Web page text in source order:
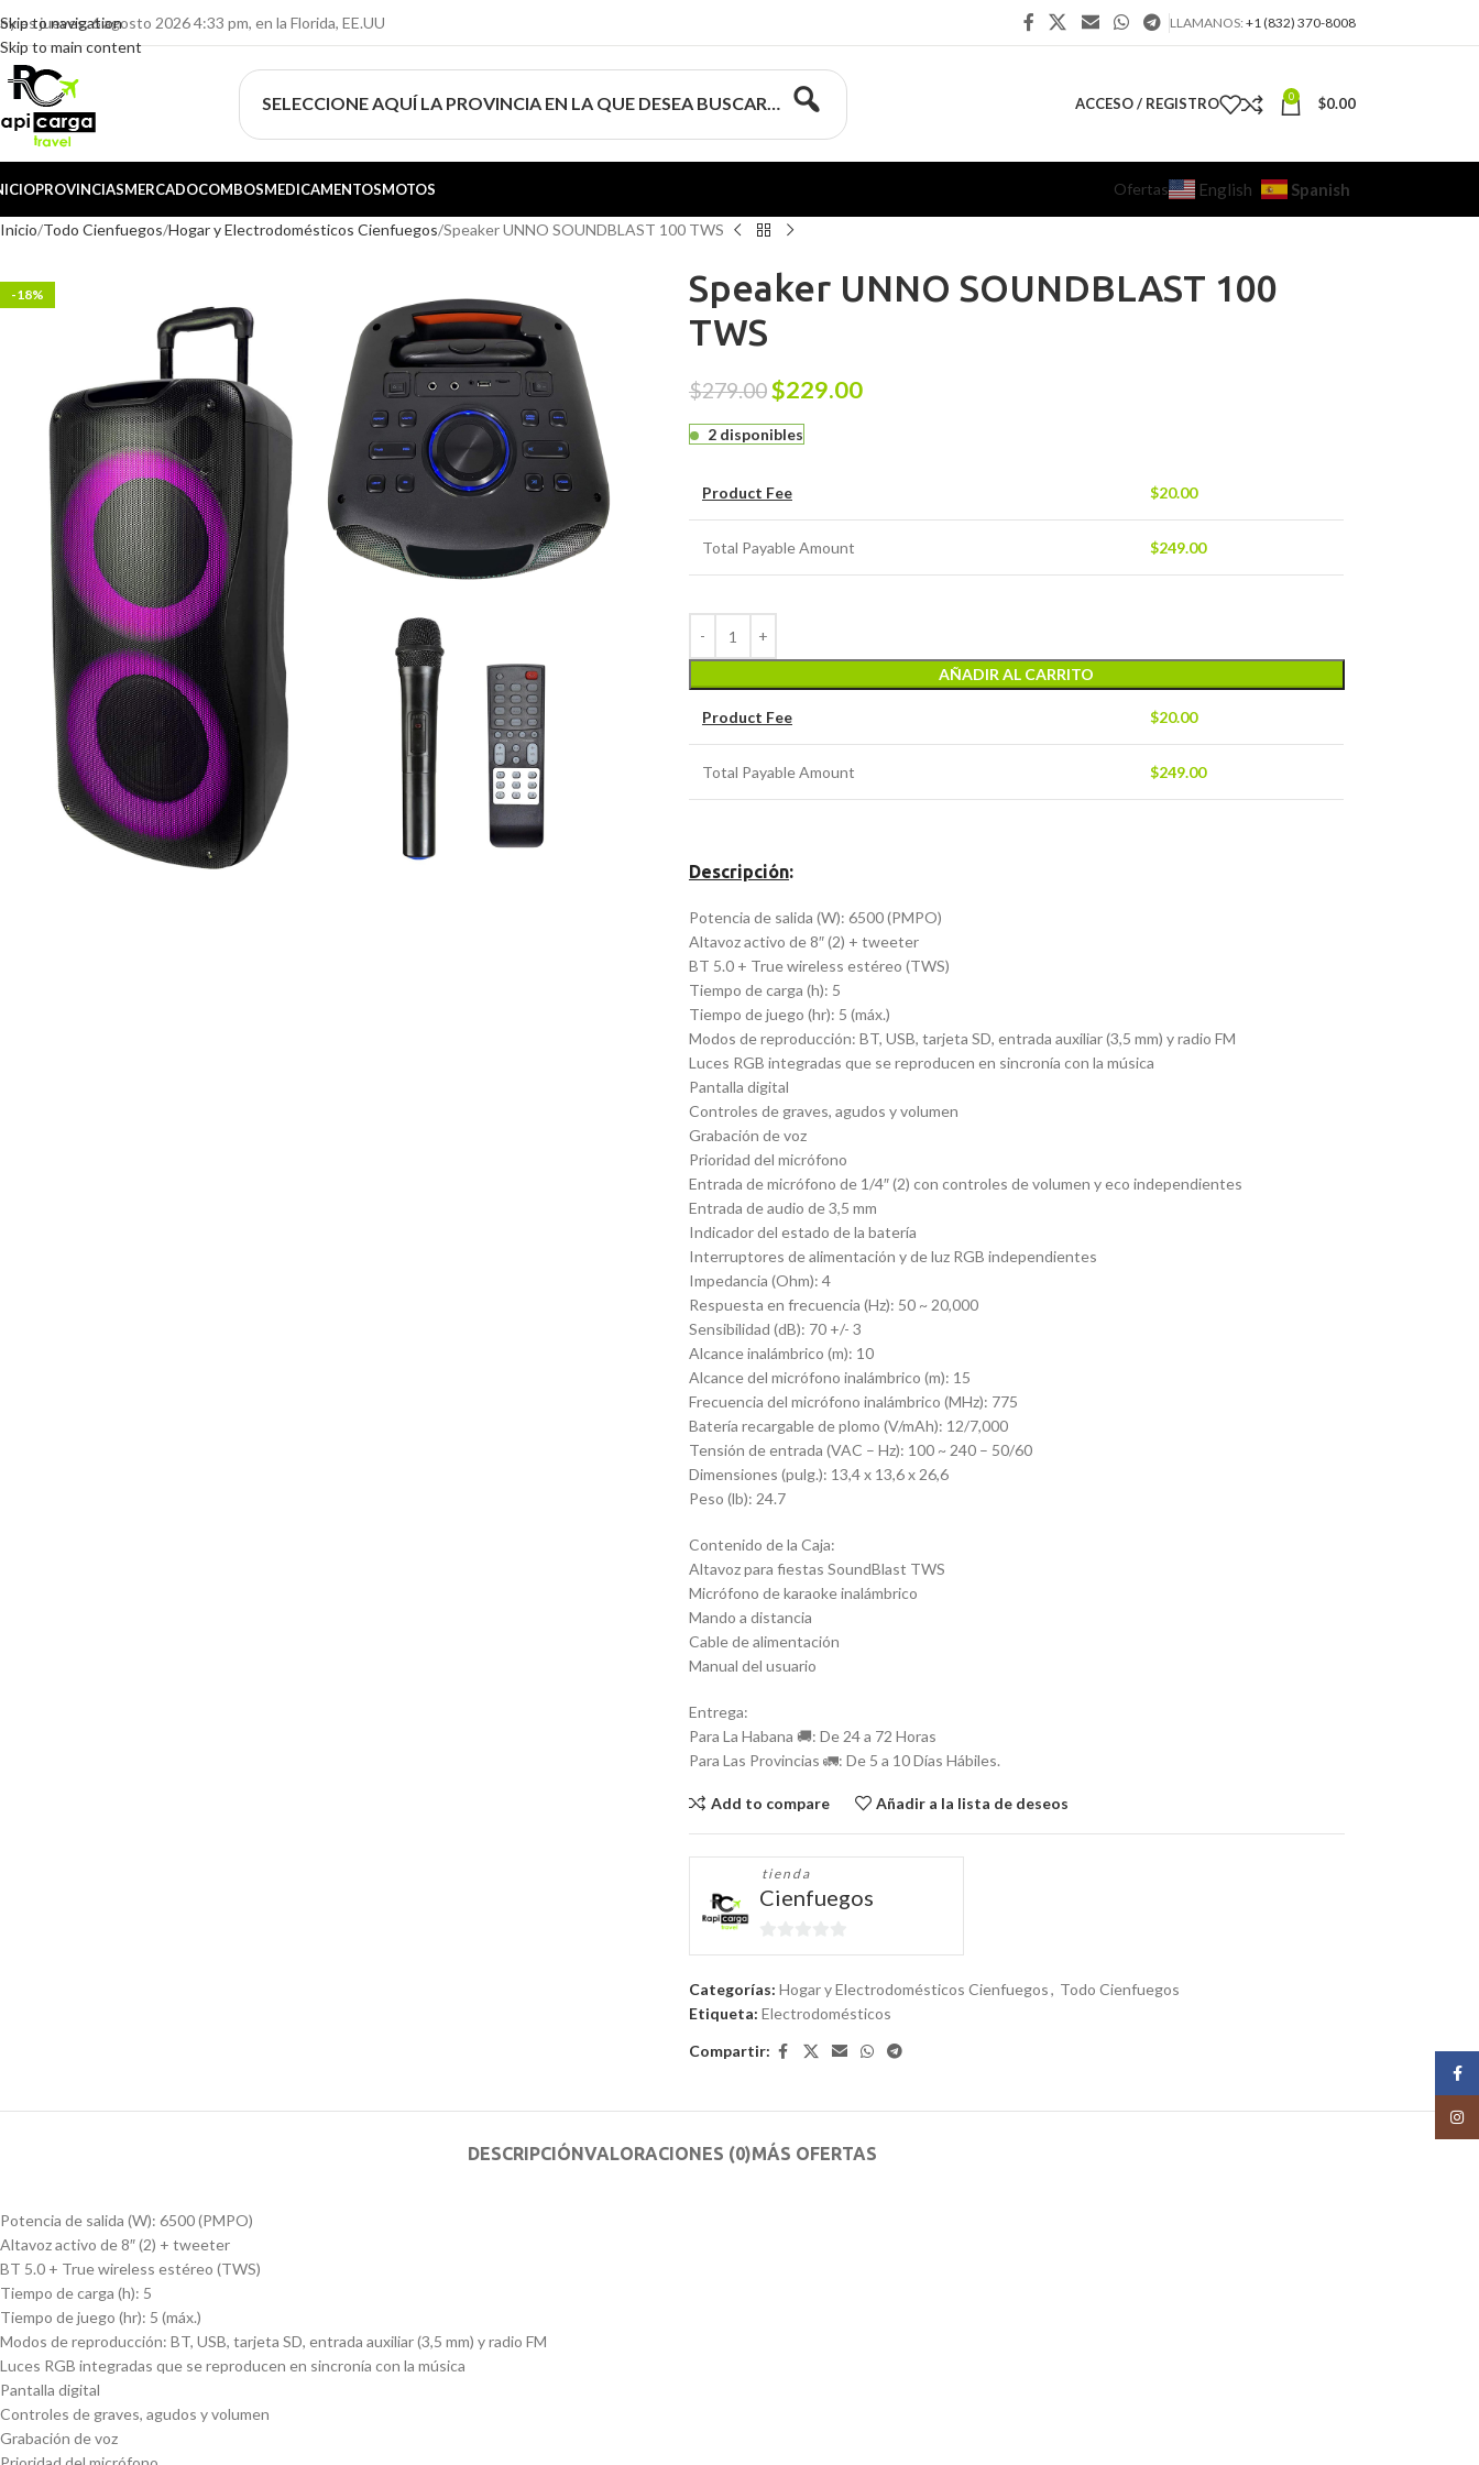
Skip to navigation
Skip to main content
es jueves, 6 agosto 2026 4:33 pm, en la Florida, EE.UU LLAMANOS: +1 (832) 370-8008
SELECCIONE AQUÍ LA PROVINCIA EN LA QUE DESEA BUSCAR… ACCESO / REGISTRO 0 $0.00
PROVINCIASMERCADOCOMBOSMEDICAMENTOSMOTOS Ofertas English Spanish
Inicio Todo Cienfuegos Hogar y Electrodomésticos Cienfuegos Speaker UNNO SOUNDBLAST 100 TWS
-18%
Speaker UNNO SOUNDBLAST 100
TWS
$279.00$229.00
2 disponibles
Product Fee $20.00
Total Payable Amount $249.00
AÑADIR AL CARRITO
Product Fee $20.00
Total Payable Amount $249.00
Descripción:
Potencia de salida (W): 6500 (PMPO)
Altavoz activo de 8″ (2) + tweeter
BT 5.0 + True wireless estéreo (TWS)
Tiempo de carga (h): 5
Tiempo de juego (hr): 5 (máx.)
Modos de reproducción: BT, USB, tarjeta SD, entrada auxiliar (3,5 mm) y radio FM
Luces RGB integradas que se reproducen en sincronía con la música
Pantalla digital
Controles de graves, agudos y volumen
Grabación de voz
Prioridad del micrófono
Entrada de micrófono de 1/4″ (2) con controles de volumen y eco independientes
Entrada de audio de 3,5 mm
Indicador del estado de la batería
Interruptores de alimentación y de luz RGB independientes
Impedancia (Ohm): 4
Respuesta en frecuencia (Hz): 50 ~ 20,000
Sensibilidad (dB): 70 +/- 3
Alcance inalámbrico (m): 10
Alcance del micrófono inalámbrico (m): 15
Frecuencia del micrófono inalámbrico (MHz): 775
Batería recargable de plomo (V/mAh): 12/7,000
Tensión de entrada (VAC – Hz): 100 ~ 240 – 50/60
Dimensiones (pulg.): 13,4 x 13,6 x 26,6
Peso (lb): 24.7
Contenido de la Caja:
Altavoz para fiestas SoundBlast TWS
Micrófono de karaoke inalámbrico
Mando a distancia
Cable de alimentación
Manual del usuario
Entrega:
Para La Habana 🚚: De 24 a 72 Horas
Para Las Provincias 🚛: De 5 a 10 Días Hábiles.
Add to compare Añadir a la lista de deseos
tienda
Cienfuegos
0
Categorías: Hogar y Electrodomésticos Cienfuegos, Todo Cienfuegos
Etiqueta: Electrodomésticos
Compartir:
DESCRIPCIÓNVALORACIONES (0)MÁS OFERTAS
Potencia de salida (W): 6500 (PMPO)
Altavoz activo de 8″ (2) + tweeter
BT 5.0 + True wireless estéreo (TWS)
Tiempo de carga (h): 5
Tiempo de juego (hr): 5 (máx.)
Modos de reproducción: BT, USB, tarjeta SD, entrada auxiliar (3,5 mm) y radio FM
Luces RGB integradas que se reproducen en sincronía con la música
Pantalla digital
Controles de graves, agudos y volumen
Grabación de voz